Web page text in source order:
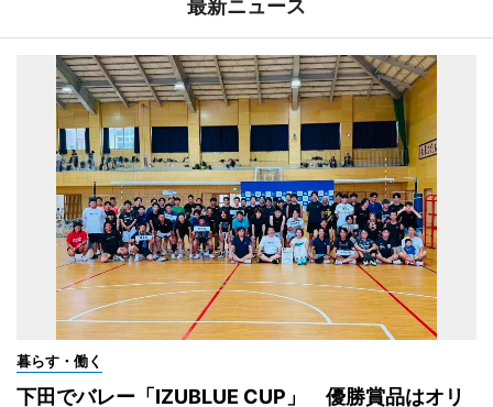
最新ニュース
暮らす・働く
下田でバレー「IZUBLUE CUP」 優勝賞品はオリ